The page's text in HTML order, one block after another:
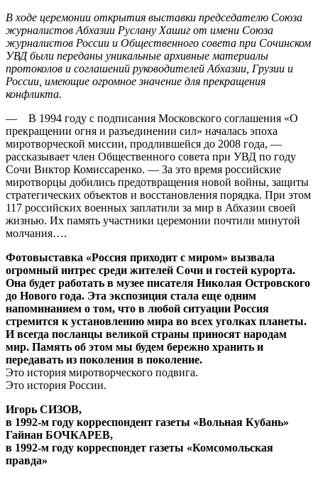
В ходе церемонии открытия выставки председателю Союза
журналистов Абхазии Руслану Хашиг от имени Союза
журналистов России и Общественного совета при Сочинском
УВД были переданы уникальные архивные материалы
протоколов и соглашений руководителей Абхазии, Грузии и
России, имеющие огромное значение для прекращения
конфликта.
— В 1994 году с подписания Московского соглашения «О
прекращении огня и разъединении сил» началась эпоха
миротворческой миссии, продлившейся до 2008 года, —
рассказывает член Общественного совета при УВД по году
Сочи Виктор Комиссаренко. — За это время российские
миротворцы добились предотвращения новой войны, защиты
стратегических объектов и восстановления порядка. При этом
117 российских военных заплатили за мир в Абхазии своей
жизнью. Их память участники церемонии почтили минутой
молчания….
Фотовыставка «Россия приходит с миром» вызвала
огромный интрес среди жителей Сочи и гостей курорта.
Она будет работать в музее писателя Николая Островского
до Нового года. Эта экспозиция стала еще одним
напоминанием о том, что в любой ситуации Россия
стремится к установлению мира во всех уголках планеты.
И всегда посланцы великой страны приносят народам
мир. Память об этом мы будем бережно хранить и
передавать из поколения в поколение.
Это история миротворческого подвига.
Это история России.
Игорь СИЗОВ,
в 1992-м году корреспондент газеты «Вольная Кубань»
Гайнан БОЧКАРЕВ,
в 1992-м году корреспондет газеты «Комсомольская
правда»